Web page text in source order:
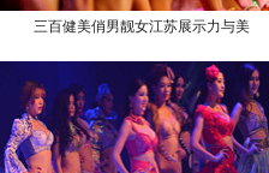
三百健美俏男靓女江苏展示力与美